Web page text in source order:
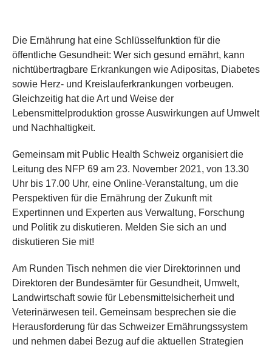
​​​​Die Ernährung hat eine Schlüsselfunktion für die
öffentliche Gesundheit: Wer sich gesund ernährt, kann
nichtübertragbare Erkrankungen wie Adipositas, Diabetes
sowie Herz- und Kreislauferkrankungen vorbeugen.
Gleichzeitig hat die Art und Weise der
Lebensmittelproduktion grosse Auswirkungen auf Umwelt
und Nachhaltigkeit.
​​Gemeinsam mit Public Health Schweiz organisiert die
Leitung des NFP 69 am 23. November 2021, von 13.30
Uhr bis 17.00 Uhr, eine Online-Veranstaltung, um die
Perspektiven für die Ernährung der Zukunft mit
Expertinnen und Experten aus Verwaltung, Forschung
und Politik zu diskutieren. Melden Sie sich an und
diskutieren Sie mit!​
​​Am Runden Tisch nehmen die vier Direktorinnen und
Direktoren der Bundesämter für Gesundheit, Umwelt,
Landwirtschaft sowie für Lebensmittelsicherheit und
Veterinärwesen teil. Gemeinsam besprechen sie die
Herausforderung für das Schweizer Ernährungssystem
und nehmen dabei Bezug auf die aktuellen Strategien